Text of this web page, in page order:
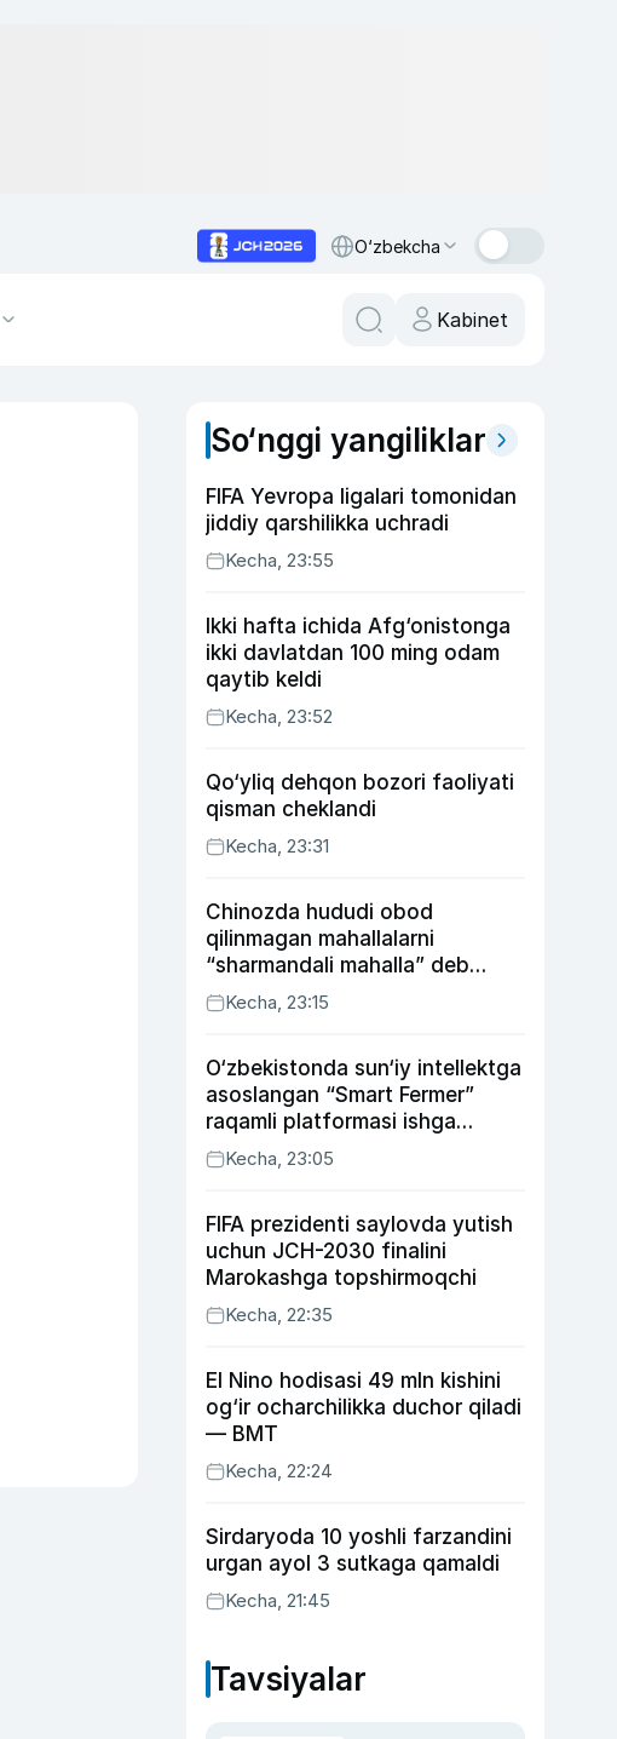
O‘zbekcha
Kabinet
So‘nggi yangiliklar
FIFA Yevropa ligalari tomonidan
jiddiy qarshilikka uchradi
Kecha, 23:55
Ikki hafta ichida Afg‘onistonga
ikki davlatdan 100 ming odam
qaytib keldi
Kecha, 23:52
Qo‘yliq dehqon bozori faoliyati
qisman cheklandi
Kecha, 23:31
Chinozda hududi obod
qilinmagan mahallalarni
“sharmandali mahalla” deb
belgilash boshlandi
Kecha, 23:15
O‘zbekistonda sun‘iy intellektga
asoslangan “Smart Fermer”
raqamli platformasi ishga
tushiriladi
Kecha, 23:05
FIFA prezidenti saylovda yutish
uchun JCH-2030 finalini
Marokashga topshirmoqchi
Kecha, 22:35
El Nino hodisasi 49 mln kishini
og‘ir ocharchilikka duchor qiladi
— BMT
Kecha, 22:24
Sirdaryoda 10 yoshli farzandini
urgan ayol 3 sutkaga qamaldi
Kecha, 21:45
Tavsiyalar